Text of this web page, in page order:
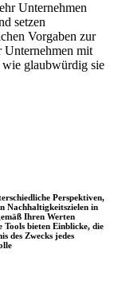
Unternehmen
setzen
Vorgaben zur
Unternehmen mit
glaubwürdig sie
Perspektiven,
Nachhaltigkeitszielen in
Ihren Werten
Tools bieten Einblicke, die
des Zwecks jedes